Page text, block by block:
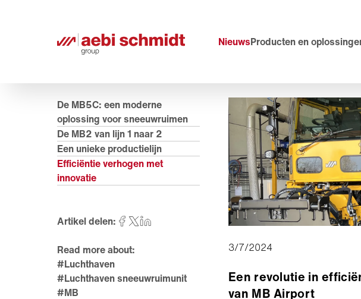
NieuwsProducten en
De MB5C: een moderne
oplossing voor sneeuwruimen
De MB2 van lijn 1 naar 2
Een unieke productielijn
Efficiëntie verhogen met
innovatie
Artikel delen:
Read more about:
#Luchthaven
#Luchthaven sneeuwruimunit
#MB
3/7/2024
Een revolutie in
van MB Airport